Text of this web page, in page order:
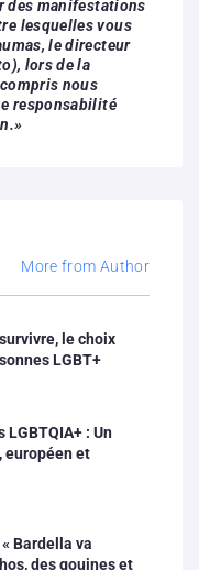
des manifestations
lesquelles vous
le directeur
lors de la
nous
responsabilité
More from Author
le choix
LGBT+
: Un
européen et
Bardella va
des gouines et